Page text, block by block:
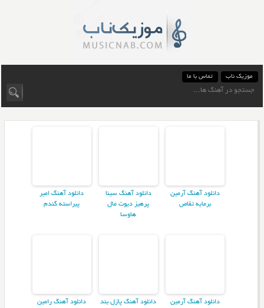
موزیک ناب تماس با ما
دانلود آهنگ آرمین
برمایه تقاص
دانلود آهنگ سینا
پرهیز دیوت مال
هاوسا
دانلود آهنگ امیر
پیراسته گندم
دانلود آهنگ آرمین
دانلود آهنگ پازل بند
دانلود آهنگ رامین